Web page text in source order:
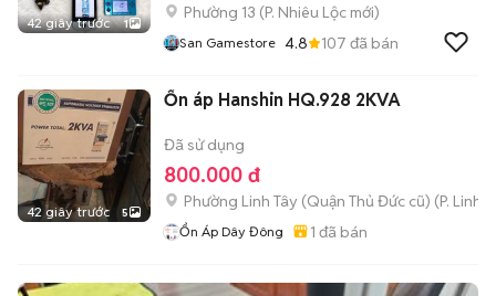
42 giây trước 1
Phường 13 (P. Nhiêu Lộc mới)
San Gamestore 4.8 107 đã bán
42 giây trước 5
Ổn áp Hanshin HQ.928 2KVA
Đã sử dụng
800.000 đ
Phường Linh Tây (Quận Thủ Đức cũ) (P. Linh
Ổn Áp Dây Đông 1 đã bán